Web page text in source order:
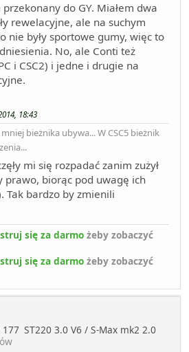
do GY. Miałem dwa
rewelacyjne, ale na suchym
nie były sportowe gumy, więc to
No, ale Conti też
i CSC2) i jedne i drugie na
18:43
bieżnika ubywa... W CSC5 bieżnik
mi się rozpadać zanim zużył
prawo, biorąc pod uwagę ich
Tak bardzo by zmienili
się za darmo żeby zobaczyć
się za darmo żeby zobaczyć
ST220 3.0 V6 / S-Max mk2 2.0